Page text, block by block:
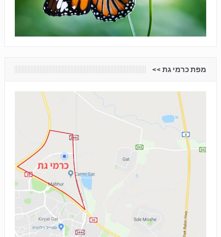
מפת כרמי גת <<